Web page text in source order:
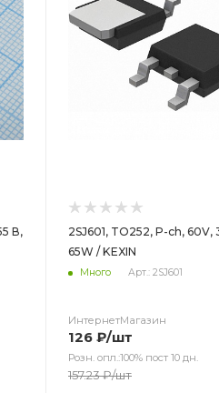
В,
2SJ601, TO252, P-ch, 60V,
65W / KEXIN
Много Арт.: 2SJ601
ИнтернетМагазин
126 ₽/шт
Розн. опл.:100% пост 10 дн.
157.23₽/шт